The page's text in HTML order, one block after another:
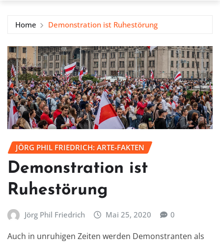
Home Demonstration ist Ruhestörung
JÖRG PHIL FRIEDRICH: ARTE-FAKTEN
Demonstration ist
Ruhestörung
Jörg Phil Friedrich Mai 25, 2020 0
Auch in unruhigen Zeiten werden Demonstranten als